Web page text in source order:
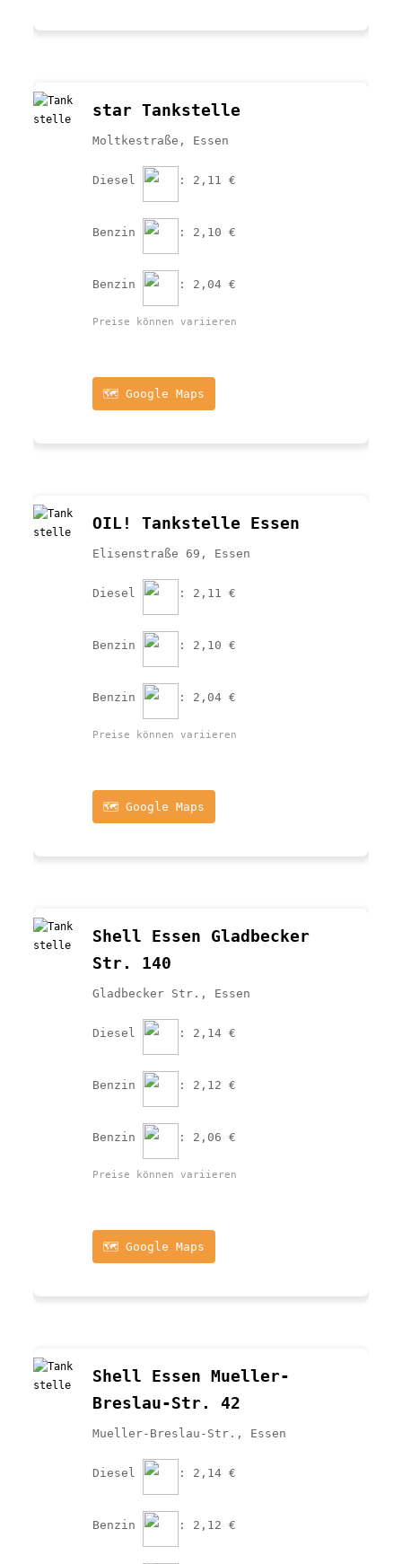
star Tankstelle
Moltkestraße, Essen
Diesel : 2,11 €
Benzin : 2,10 €
Benzin : 2,04 €
Preise können variieren
🗺️ Google Maps
OIL! Tankstelle Essen
Elisenstraße 69, Essen
Diesel : 2,11 €
Benzin : 2,10 €
Benzin : 2,04 €
Preise können variieren
🗺️ Google Maps
Shell Essen Gladbecker
Str. 140
Gladbecker Str., Essen
Diesel : 2,14 €
Benzin : 2,12 €
Benzin : 2,06 €
Preise können variieren
🗺️ Google Maps
Shell Essen Mueller-
Breslau-Str. 42
Mueller-Breslau-Str., Essen
Diesel : 2,14 €
Benzin : 2,12 €